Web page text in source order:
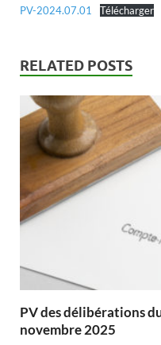
PV-2024.07.01 Télécharger
RELATED POSTS
PV des délibérations
novembre 2025